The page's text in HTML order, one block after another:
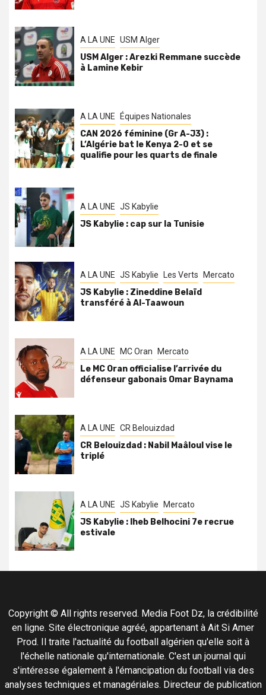
A LA UNE USM Alger
USM Alger : Arezki Remmane succède
à Lamine Kebir
A LA UNE Équipes Nationales
CAN 2026 féminine (Gr A-J3) :
L’Algérie bat le Kenya 2-0 et se
qualifie pour les quarts de finale
A LA UNE JS Kabylie
JS Kabylie : cap sur la Tunisie
A LA UNE JS Kabylie Les Verts Mercato
JS Kabylie : Zineddine Belaïd
transféré à Al-Taawoun
A LA UNE MC Oran Mercato
Le MC Oran officialise l’arrivée du
défenseur gabonais Omar Baynama
A LA UNE CR Belouizdad
CR Belouizdad : Nabil Maâloul vise le
triplé
A LA UNE JS Kabylie Mercato
JS Kabylie : Iheb Belhocini 7e recrue
estivale
Copyright © All rights reserved. Media Foot Dz, la crédibilité
en ligne. Site électronique agréé, appartenant à Ait Si Amer
Prod. Il traite l'actualité du football algérien qu'elle soit à
l'échelle nationale qu'internationale. C'est un journal qui
s'intéresse également à l'émancipation du football via des
analyses techniques et managériales. Directeur de publication